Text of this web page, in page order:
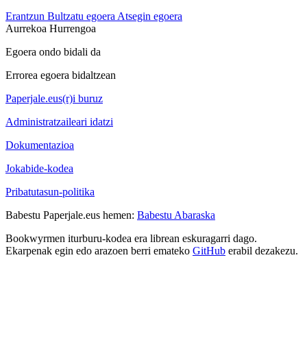
Erantzun Bultzatu egoera Atsegin egoera
Aurrekoa Hurrengoa
Egoera ondo bidali da
Errorea egoera bidaltzean
Paperjale.eus(r)i buruz
Administratzaileari idatzi
Dokumentazioa
Jokabide-kodea
Pribatutasun-politika
Babestu Paperjale.eus hemen: Babestu Abaraska
Bookwyrmen iturburu-kodea era librean eskuragarri dago.
Ekarpenak egin edo arazoen berri emateko GitHub erabil dezakezu.